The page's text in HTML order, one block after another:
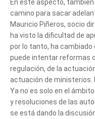
En este aspecto, también
camino para sacar
Mauricio Piñeros, socio
ha visto la dificultad de
por lo tanto, ha cambiado
puede intentar reformas
regulación, de la
actuación de ministerios.
Ya no es solo en el
y resoluciones de las
se está dando la